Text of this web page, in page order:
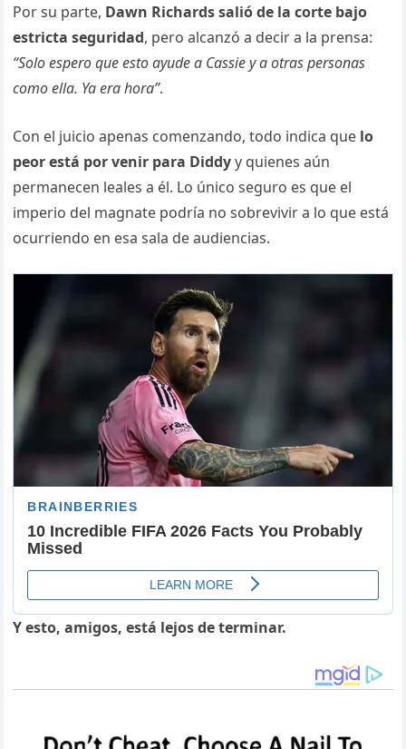
Por su parte, Dawn Richards salió de la corte bajo
estricta seguridad, pero alcanzó a decir a la prensa:
“Solo espero que esto ayude a Cassie y a otras personas
como ella. Ya era hora”.
Con el juicio apenas comenzando, todo indica que lo
peor está por venir para Diddyy quienes aún
permanecen leales a él. Lo único seguro es que el
imperio del magnate podría no sobrevivir a lo que está
ocurriendo en esa sala de audiencias.
Y esto, amigos, está lejos de terminar.